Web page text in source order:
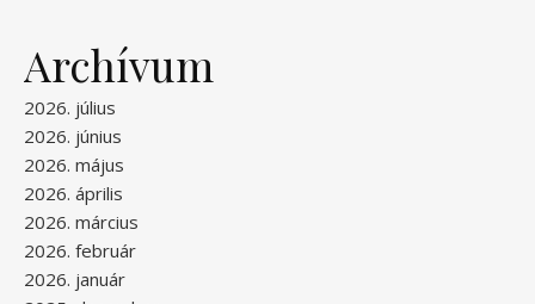
Archívum
2026. július
2026. június
2026. május
2026. április
2026. március
2026. február
2026. január